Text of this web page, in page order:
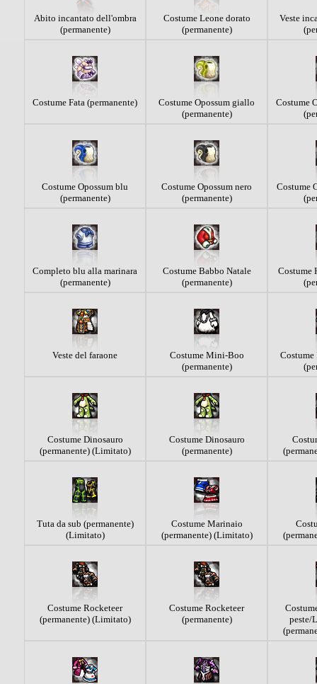
Abito incantato dell'ombra
(permanente)
Costume Leone dorato
(permanente)
Veste
Costume Fata (permanente)
Costume Opossum giallo
(permanente)
Costume
Costume Opossum blu
(permanente)
Costume Opossum nero
(permanente)
Costume
Completo blu alla marinara
(permanente)
Costume Babbo Natale
(permanente)
Costume
Veste del faraone
Costume Mini-Boo
(permanente)
Costume
Costume Dinosauro
(permanente) (Limitato)
Costume Dinosauro
(permanente)
Tuta da sub (permanente)
(Limitato)
Costume Marinaio
(permanente) (Limitato)
Costume Rocketeer
(permanente) (Limitato)
Costume Rocketeer
(permanente)
peste/